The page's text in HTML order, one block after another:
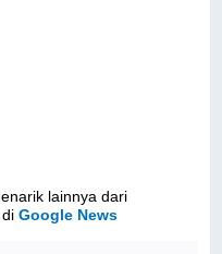
lainnya dari
diGoogle News